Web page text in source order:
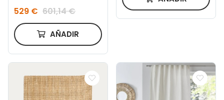
529 € 601,14 €
AÑADIR